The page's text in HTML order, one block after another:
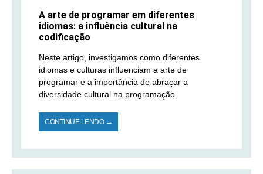
A arte de programar em diferentes
idiomas: a influência cultural na
codificação
Neste artigo, investigamos como diferentes
idiomas e culturas influenciam a arte de
programar e a importância de abraçar a
diversidade cultural na programação.
CONTINUE LENDO →